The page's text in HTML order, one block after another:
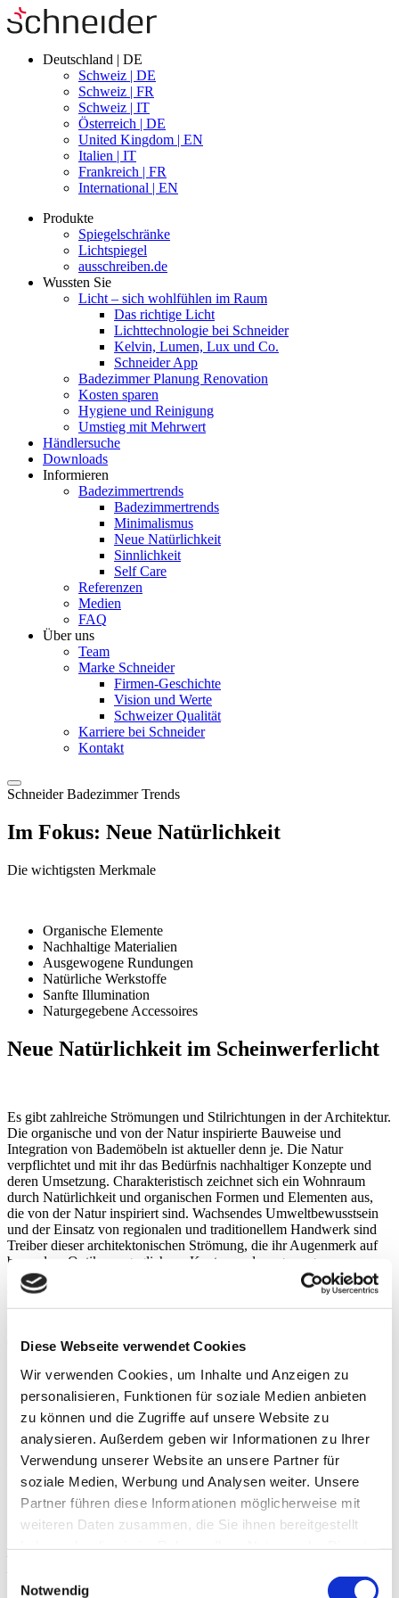
Diese Webseite verwendet Cookies
Wir verwenden Cookies, um Inhalte und Anzeigen zu
personalisieren, Funktionen für soziale Medien anbieten
zu können und die Zugriffe auf unsere Website zu
analysieren. Außerdem geben wir Informationen zu Ihrer
Verwendung unserer Website an unsere Partner für
soziale Medien, Werbung und Analysen weiter. Unsere
Partner führen diese Informationen möglicherweise mit
weiteren Daten zusammen, die Sie ihnen bereitgestellt
Selection
Notwendig
Deutschland | DE
Schweiz | DE
Schweiz | FR
Schweiz | IT
Österreich | DE
United Kingdom | EN
Italien | IT
Frankreich | FR
International | EN
Produkte
Spiegelschränke
Lichtspiegel
ausschreiben.de
Wussten Sie
Licht – sich wohlfühlen im Raum
Das richtige Licht
Lichttechnologie bei Schneider
Kelvin, Lumen, Lux und Co.
Schneider App
Badezimmer Planung Renovation
Kosten sparen
Hygiene und Reinigung
Umstieg mit Mehrwert
Händlersuche
Downloads
Informieren
Badezimmertrends
Badezimmertrends
Minimalismus
Neue Natürlichkeit
Sinnlichkeit
Self Care
Referenzen
Medien
FAQ
Über uns
Team
Marke Schneider
Firmen-Geschichte
Vision und Werte
Schweizer Qualität
Karriere bei Schneider
Kontakt
Schneider Badezimmer Trends
Im Fokus: Neue Natürlichkeit
Die wichtigsten Merkmale
Organische Elemente
Nachhaltige Materialien
Ausgewogene Rundungen
Natürliche Werkstoffe
Sanfte Illumination
Naturgegebene Accessoires
Neue Natürlichkeit im Scheinwerferlicht
Es gibt zahlreiche Strömungen und Stilrichtungen in der Architektur.
Die organische und von der Natur inspirierte Bauweise und
Integration von Bademöbeln ist aktueller denn je. Die Natur
verpflichtet und mit ihr das Bedürfnis nachhaltiger Konzepte und
deren Umsetzung. Charakteristisch zeichnet sich ein Wohnraum
durch Natürlichkeit und organischen Formen und Elementen aus,
die von der Natur inspiriert sind. Wachsendes Umweltbewusstsein
und der Einsatz von regionalen und traditionellem Handwerk sind
Treiber dieser architektonischen Strömung, die ihr Augenmerk auf
besondere Optik, ausgeglichene Kanten und ausgewogenen
Rundungen legt. Pflanzen und Natursteine sorgen für die
wohltuende Harmonie zwischen Natur und Innenarchitektur. Der
Schneider BORDO TW ist ein Versprechen für jedes puristisch-
der Spiegelschrank modernste Lichttechnologie mit nachhaltigen
Martina Mächler - Leiterin Kundenbetreuung/Innendienst
Meine persönliche Empfehlung
«Die Essenz dieses Trends besteht darin, das menschliche
Wohlbefinden auf natürliche Weise zu fördern. Der Schneider
BORDO TW und der Schneider ARANGA TW passen daher ideal
zu dieser Architekturphilosophie. Sie überzeugen mit harmonischen